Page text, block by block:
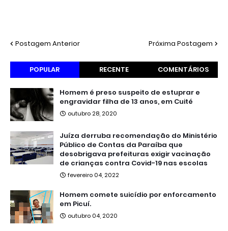
Postagem Anterior Próxima Postagem
POPULAR RECENTE COMENTÁRIOS
Homem é preso suspeito de estuprar e
engravidar filha de 13 anos, em Cuité
outubro 28, 2020
Juíza derruba recomendação do Ministério
Público de Contas da Paraíba que
desobrigava prefeituras exigir vacinação
de crianças contra Covid-19 nas escolas
fevereiro 04, 2022
Homem comete suicídio por enforcamento
em Picuí.
outubro 04, 2020